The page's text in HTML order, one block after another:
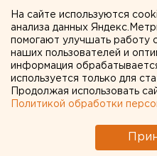
В Екатеринбурге
ремонта теплосетей
Судьбу «Яблока»
«Мемориал»*
БПЛА на НПЗ в
На сайте используются
анализа данных
помогают улучшать работу
наших пользователей и
информация
используется только для
Продолжая использовать
Политикой обработки